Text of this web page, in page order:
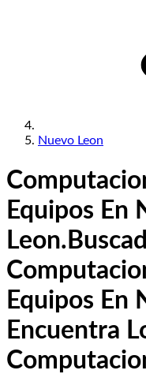
Nuevo Leon
Equipos En
Leon.
Equipos En
Encuentra